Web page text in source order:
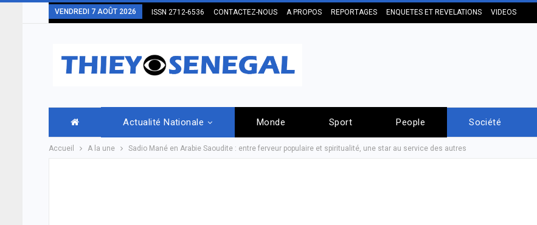
VENDREDI 7 AOÛT 2026 ISSN 2712-6536 CONTACTEZ-NOUS A PROPOS REPORTAGES ENQUETES ET REVELATIONS VIDEOS
Actualité Nationale Monde Sport People Société
Accueil A la une Sadio Mané en Arabie Saoudite : entre ferveur populaire et spiritualité, une star au service des autres